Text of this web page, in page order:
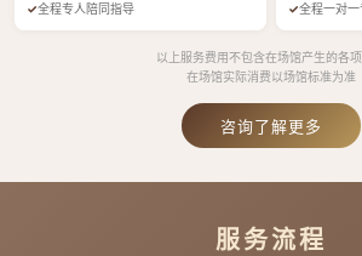
全程专人陪同指导
全程一对
以上服务费用不包含在场馆产生的各
在场馆实际消费以场馆标准为准
咨询了解更多
服务流程